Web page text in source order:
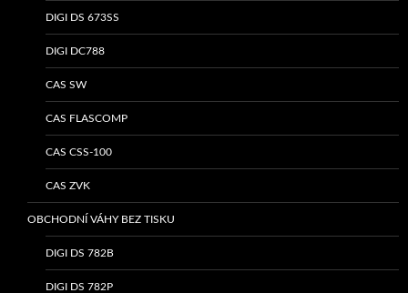
DIGI DS 673SS
DIGI DC788
CAS SW
CAS FLASCOMP
CAS CSS-100
CAS ZVK
OBCHODNÍ VÁHY BEZ TISKU
DIGI DS 782B
DIGI DS 782P